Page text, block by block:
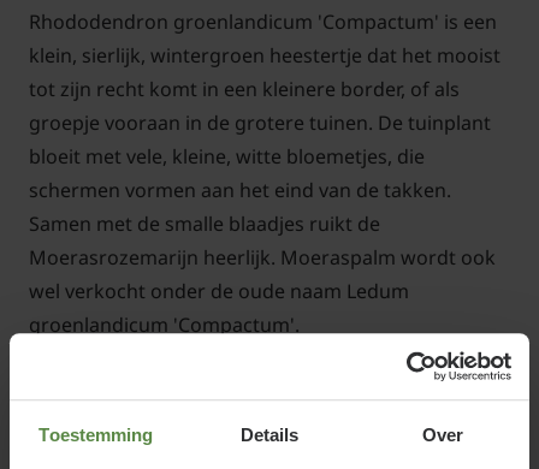
Toestemming Details Over
Rhododendron groenlandicum 'Compactum' is een
klein, sierlijk, wintergroen heestertje dat het mooist
tot zijn recht komt in een kleinere border, of als
groepje vooraan in de grotere tuinen. De tuinplant
bloeit met vele, kleine, witte bloemetjes, die
schermen vormen aan het eind van de takken.
Samen met de smalle blaadjes ruikt de
Moerasrozemarijn heerlijk. Moeraspalm wordt ook
wel verkocht onder de oude naam Ledum
groenlandicum 'Compactum'.